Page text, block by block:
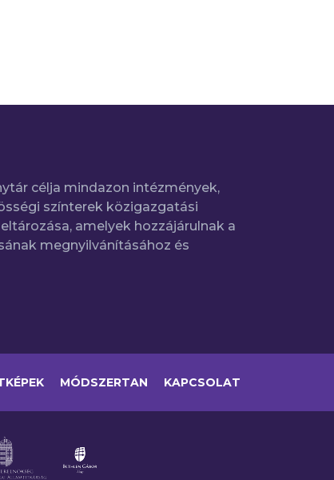
célja mindazon intézmények,
színterek közigazgatási
amelyek hozzájárulnak a
megnyilvánításához és
MÓDSZERTAN KAPCSOLAT